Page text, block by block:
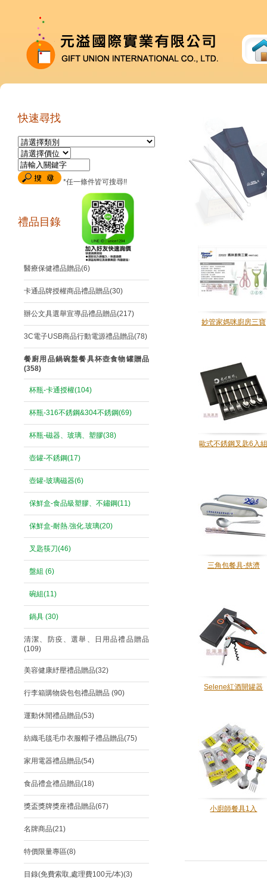
妙管家媽咪廚房三寶
歐式不銹鋼叉匙6入
三角包餐具-慈濟
Selene紅酒開罐器
小廚師餐具1入
快速尋找
*任一條件皆可搜尋!!
禮品目錄
醫療保健禮品贈品(6)
卡通品牌授權商品禮品贈品(30)
辦公文具選舉宣導品禮品贈品(217)
3C電子USB商品行動電源禮品贈品(78)
餐廚用品鍋碗盤餐具杯壺食物罐贈品
(358)
杯瓶-卡通授權(104)
杯瓶-316不銹鋼&304不銹鋼(69)
杯瓶-磁器、玻璃、塑膠(38)
壺罐-不銹鋼(17)
壺罐-玻璃磁器(6)
保鮮盒-食品級塑膠、不鏽鋼(11)
保鮮盒-耐熱.強化.玻璃(20)
叉匙筷刀(46)
盤組 (6)
碗組(11)
鍋具 (30)
清潔、防疫、選舉、日用品禮品贈品
(109)
美容健康紓壓禮品贈品(32)
行李箱購物袋包包禮品贈品 (90)
運動休閒禮品贈品(53)
紡織毛毯毛巾衣服帽子禮品贈品(75)
家用電器禮品贈品(54)
食品禮盒禮品贈品(18)
獎盃獎牌獎座禮品贈品(67)
名牌商品(21)
特價限量專區(8)
目錄(免費索取,處理費100元/本)(3)